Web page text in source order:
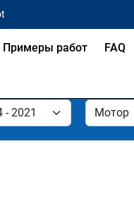
Примеры работ FAQ